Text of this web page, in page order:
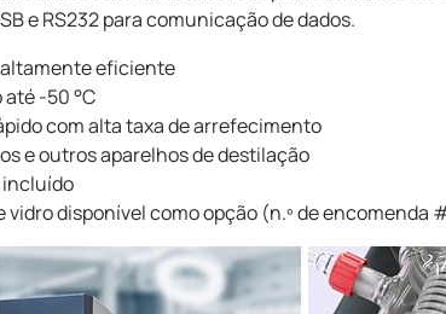
e RS232 para comunicação de dados.
eficiente
-50 °C
com alta taxa de arrefecimento
e outros aparelhos de destilação
vidro disponível como opção (n.º de encomenda